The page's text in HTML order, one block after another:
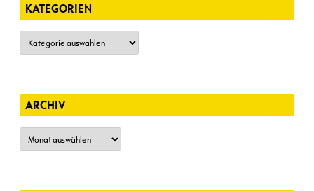
KATEGORIEN
Kategorien
ARCHIV
Archiv